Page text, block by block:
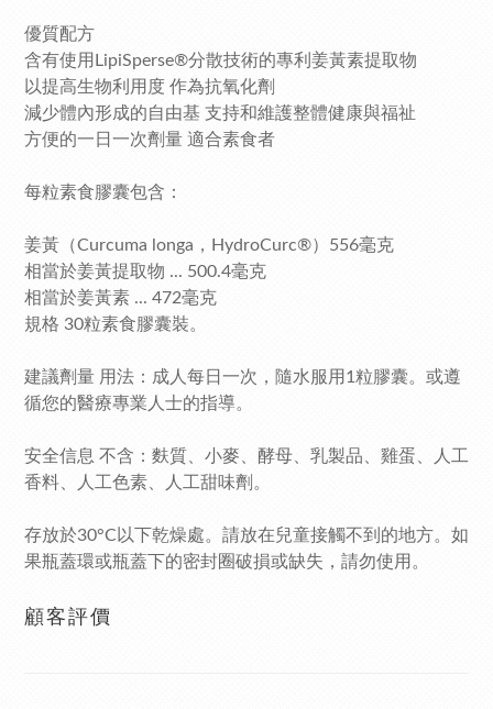
優質配方
含有使用LipiSperse®分散技術的專利姜黃素提取物
以提高生物利用度 作為抗氧化劑
減少體內形成的自由基 支持和維護整體健康與福祉
方便的一日一次劑量 適合素食者
每粒素食膠囊包含：
姜黃（Curcuma longa，HydroCurc®）556毫克
相當於姜黃提取物 ... 500.4毫克
相當於姜黃素 ... 472毫克
規格 30粒素食膠囊裝。
建議劑量 用法：成人每日一次，隨水服用1粒膠囊。或遵
循您的醫療專業人士的指導。
安全信息 不含：麩質、小麥、酵母、乳製品、雞蛋、人工
香料、人工色素、人工甜味劑。
存放於30°C以下乾燥處。請放在兒童接觸不到的地方。如
果瓶蓋環或瓶蓋下的密封圈破損或缺失，請勿使用。
顧客評價